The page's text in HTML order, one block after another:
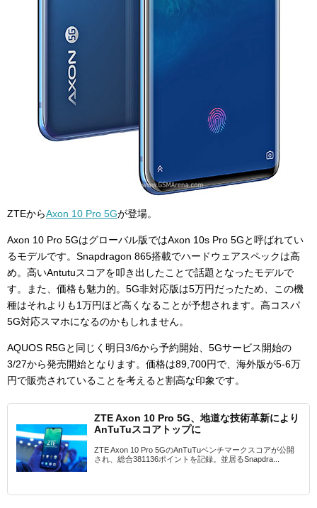
ZTEからAxon 10 Pro 5Gが登場。
Axon 10 Pro 5Gはグローバル版ではAxon 10s Pro 5Gと呼ばれてい
るモデルです。 Snapdragon 865搭載でハードウェアスペックは高
め。高いAntutuスコアを叩き出したことで話題となったモデルで
す。また、価格も魅力的。5G非対応版は5万円だったため、この機
種はそれよりも1万円ほど高くなることが予想されます。高コスパ
5G対応スマホになるのかもしれません。
AQUOS R5Gと同じく明日3/6から予約開始、5Gサービス開始の
3/27から発売開始となります。価格は89,700円で、海外版が5-6万
円で販売されていることを考えると割高な印象です。
ZTE Axon 10 Pro 5G、地道な技術革新により
AnTuTuスコアトップに
ZTE Axon 10 Pro 5GのAnTuTuベンチマークスコアが公開
され、総合381136ポイントを記録。並居るSnapdra...